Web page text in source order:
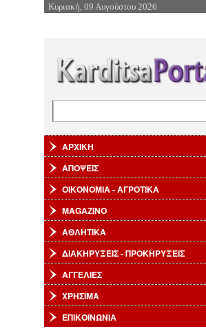
Επιστροφή στην Πλοήγηση
Κυριακή, 09 Αυγούστου 2026
ΑΡΧΙΚΗ
ΑΠΟΨΕΙΣ
ΟΙΚΟΝΟΜΙΑ - ΑΓΡΟΤΙΚΑ
MAGAZINO
ΑΘΛΗΤΙΚΑ
ΔΙΑΚΗΡΥΞΕΙΣ - ΠΡΟΚΗΡΥΞΕΙΣ
ΑΓΓΕΛΙΕΣ
ΧΡΗΣΙΜΑ
ΕΠΙΚΟΙΝΩΝΙΑ